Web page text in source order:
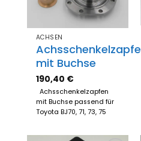
ACHSEN
Achsschenkelzapfen
mit Buchse
190,40 €
Achsschenkelzapfen
mit Buchse passend für
Toyota BJ70, 71, 73, 75